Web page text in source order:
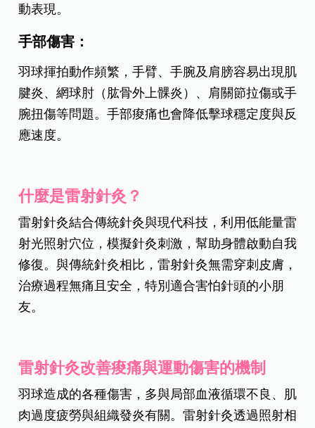
動表現。
手部傷害：
羽球揮拍動作頻繁，手臂、手腕及肩膀容易出現肌
腱炎、網球肘（肱骨外上髁炎）、肩關節拉傷或手
腕扭傷等問題。手部痠痛也會降低擊球穩定度與反
應速度。
什麼是雷射針灸？
雷射針灸結合傳統針灸與現代科技，利用低能量雷
射光照射穴位，模擬針灸刺激，幫助身體啟動自我
修復。與傳統針灸相比，雷射針灸無需穿刺皮膚，
治療過程無痛且安全，特別適合害怕針頭的小朋
友。
雷射針灸改善痠痛與運動傷害的機制
羽球造成的各種傷害，多與局部血液循環不良、肌
肉過度疲勞與組織發炎有關。雷射針灸透過照射相